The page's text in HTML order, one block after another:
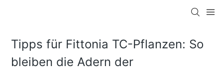
Tipps für Fittonia TC-Pflanzen: So
bleiben die Adern der